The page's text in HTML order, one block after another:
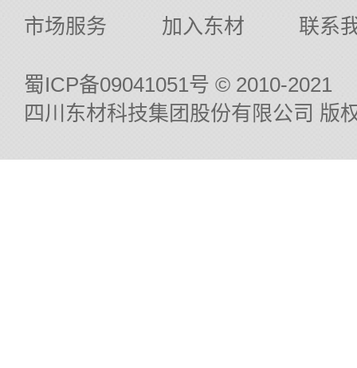
市场服务
加入东材 联系
蜀ICP备09041051号 © 2010-2021
四川东材科技集团股份有限公司 版